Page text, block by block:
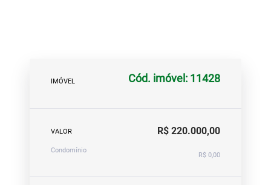
IMÓVEL Cód. imóvel: 11428
VALOR R$ 220.000,00
Condomínio
R$ 0,00